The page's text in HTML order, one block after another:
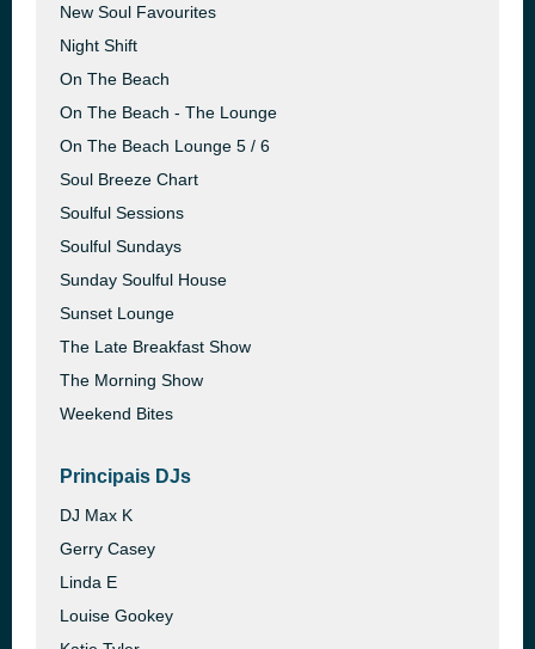
New Soul Favourites
Night Shift
On The Beach
On The Beach - The Lounge
On The Beach Lounge 5 / 6
Soul Breeze Chart
Soulful Sessions
Soulful Sundays
Sunday Soulful House
Sunset Lounge
The Late Breakfast Show
The Morning Show
Weekend Bites
Principais DJs
DJ Max K
Gerry Casey
Linda E
Louise Gookey